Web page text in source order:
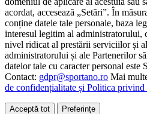
acordat, accesează „Setări”. În
conține datele tale personale, baza
interesul legitim al administratorului,
nivel ridicat al prestării serviciilor și
administratorului și ale Partenerilor
datelor tale cu caracter personal este
Contact: gdpr@sportano.ro Mai
de confidențialitate și Politica
Acceptă tot Preferințe